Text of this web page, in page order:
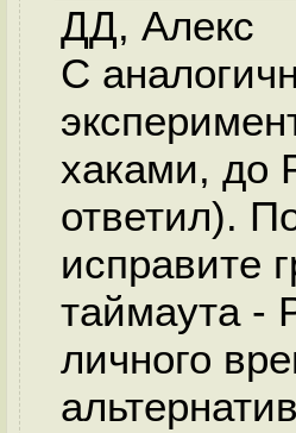
ДД, Алекс
С
хаками, до
ответил).
исправите
таймаута -
личного